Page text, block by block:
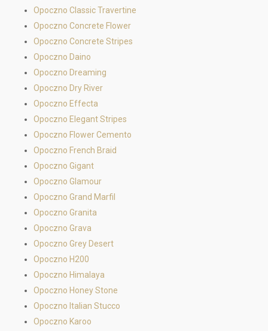
Opoczno Classic Travertine
Opoczno Concrete Flower
Opoczno Concrete Stripes
Opoczno Daino
Opoczno Dreaming
Opoczno Dry River
Opoczno Effecta
Opoczno Elegant Stripes
Opoczno Flower Cemento
Opoczno French Braid
Opoczno Gigant
Opoczno Glamour
Opoczno Grand Marfil
Opoczno Granita
Opoczno Grava
Opoczno Grey Desert
Opoczno H200
Opoczno Himalaya
Opoczno Honey Stone
Opoczno Italian Stucco
Opoczno Karoo